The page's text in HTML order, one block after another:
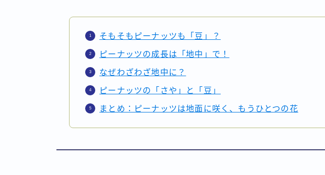
そもそもピーナッツも「豆」？
ピーナッツの成長は「地中」で！
なぜわざわざ地中に？
ピーナッツの「さや」と「豆」
まとめ：ピーナッツは地面に咲く、もうひとつの花